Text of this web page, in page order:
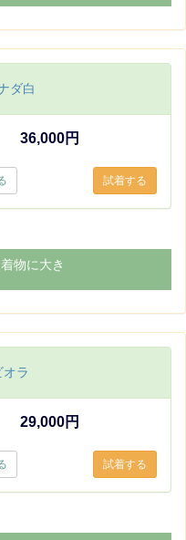
ダ白
36,000円
物に大き
オラ
29,000円